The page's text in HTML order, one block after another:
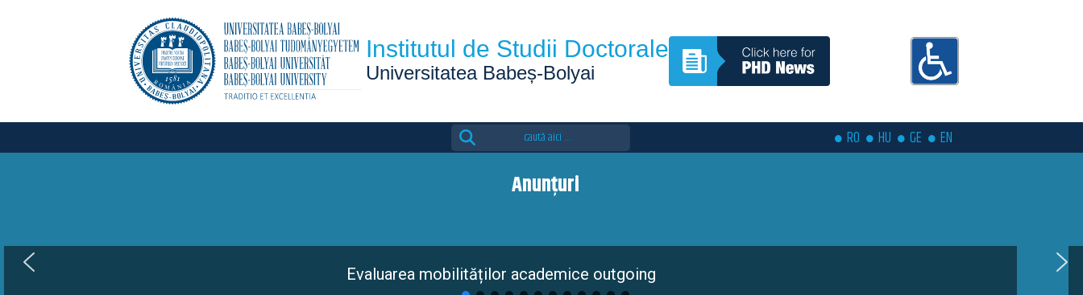
Institutul de Studii Doctorale
Universitatea Babeș-Bolyai
Search
for:
RO HU GE EN
Anunțuri
The 4th edition of the Eutopia Doctoral Summer School is coming soon